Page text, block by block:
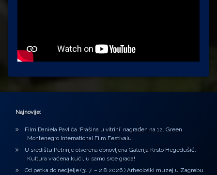
Najnovije:
Film Daniela Pavlića ‘Prašina u vitrini’ nagrađen na 12. Green
Montenegro International Film Festivalu
U središtu Petrinje otvorena obnovljena Galerija Krsto Hegedušić:
Kultura vraćena kući, u samo srce grada!
Od petka do nedjelje (31.7. – 2.8.2026.) Arheološki muzej u Zagrebu